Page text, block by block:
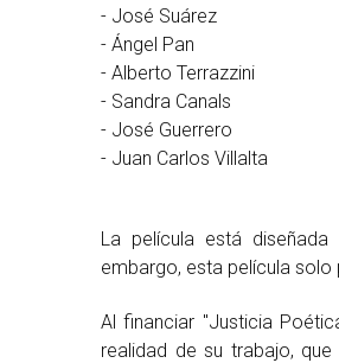
- José Suárez
- Ángel Pan
- Alberto Terrazzini
- Sandra Canals
- José Guerrero
- Juan Carlos Villalta
La película está
embargo, esta película
Al financiar "Justicia
realidad de su trabajo,